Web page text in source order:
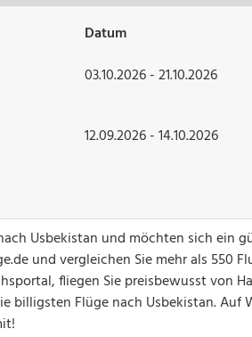
Datum
03.10.2026 - 21.10.2026
12.09.2026 - 14.10.2026
Usbekistan und möchten sich ein
und vergleichen Sie mehr als 550
fliegen Sie preisbewusst von
billigsten Flüge nach Usbekistan.